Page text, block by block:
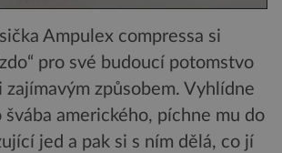
Ampulex compressa si
pro své budoucí potomstvo
způsobem. Vyhlídne
švába amerického, píchne mu do
jed a pak si s ním dělá, co jí